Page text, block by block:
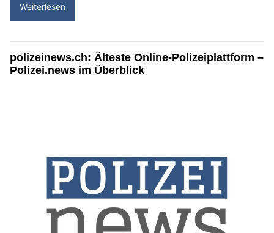
Weiterlesen
polizeinews.ch: Älteste Online-Polizeiplattform –
Polizei.news im Überblick